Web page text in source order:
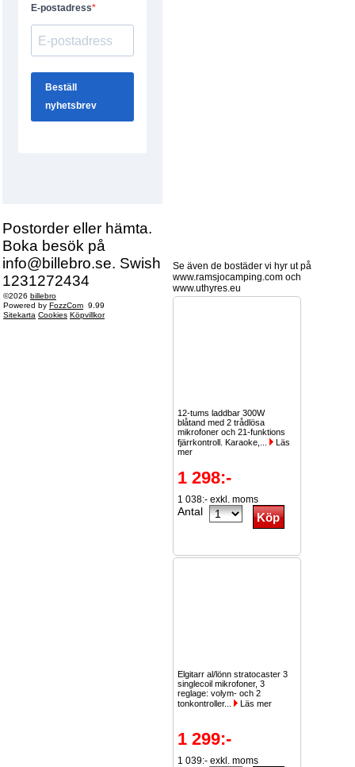
Postorder eller hämta.
Boka besök på
info@billebro.se. Swish
1231272434
©2026 billebro
Powered by FozzCom 9.99
Sitekarta Cookies Köpvillkor
Se även de bostäder vi hyr ut på
www.ramsjocamping.com och
www.uthyres.eu
12-tums laddbar 300W
blåtand med 2 trådlösa
mikrofoner och 21-funktions
fjärrkontroll. Karaoke,...
Läs
mer
1 298:-
1 038:- exkl. moms
Antal
Elgitarr al/lönn stratocaster 3
singlecoil mikrofoner, 3
reglage: volym- och 2
tonkontroller...
Läs mer
1 299:-
1 039:- exkl. moms